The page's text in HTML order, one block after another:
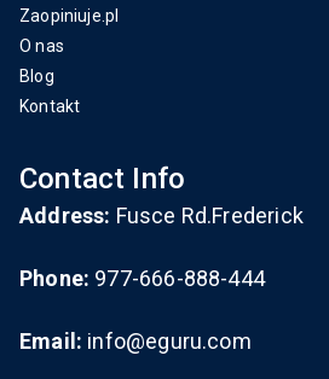
Zaopiniuje.pl
O nas
Blog
Kontakt
Contact Info
Address: Fusce Rd.Frederick
Phone: 977-666-888-444
Email: info@eguru.com